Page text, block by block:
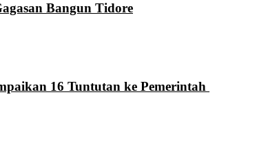
Bangun Tidore
16 Tuntutan ke Pemerintah